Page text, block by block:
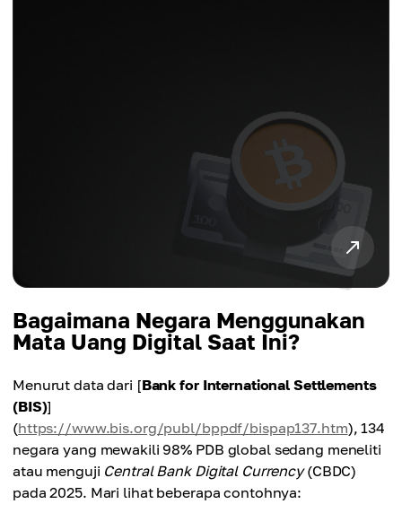
Bagaimana Negara Menggunakan
Mata Uang Digital Saat Ini?
Menurut data dari [Bank for International Settlements
(BIS)]
(https://www.bis.org/publ/bppdf/bispap137.htm), 134
negara yang mewakili 98% PDB global sedang meneliti
atau menguji Central Bank Digital Currency(CBDC)
pada 2025. Mari lihat beberapa contohnya: